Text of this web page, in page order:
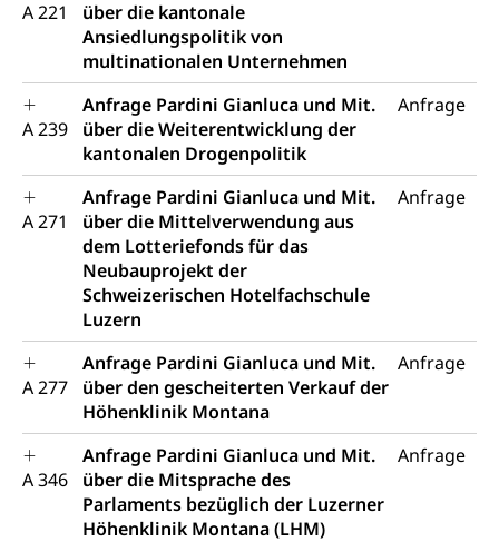
A 221
über die kantonale
Ansiedlungspolitik von
multinationalen Unternehmen
A 239
Anfrage Pardini Gianluca und Mit.
über die Weiterentwicklung der
kantonalen Drogenpolitik
Anfrage
A 271
Anfrage Pardini Gianluca und Mit.
über die Mittelverwendung aus
dem Lotteriefonds für das
Neubauprojekt der
Schweizerischen Hotelfachschule
Luzern
Anfrage
A 277
Anfrage Pardini Gianluca und Mit.
über den gescheiterten Verkauf der
Höhenklinik Montana
Anfrage
A 346
Anfrage Pardini Gianluca und Mit.
über die Mitsprache des
Parlaments bezüglich der Luzerner
Höhenklinik Montana (LHM)
Anfrage
Betreuungsangebote
Schulliste
Heilpädagogische Schulen
Freiwilliger Schulsport
swissuniversities
Universität Luzern
Fachstelle Hochschulbildung
Vorschule
Kindergarten, Kinderkrippe, Krippe, Kinderhort,
Kindertagesstätte, Spielgruppe, Tagesmutter,
Freiwilliges Kindergarten Jahr
Kinderbetreuung
Freiwilliges Kindergarten Jahr
Frühe Sprachförderung
Kindergarten & Basisstufe
Frühe Förderung
Gesundheit und Soziales
Konsumentenschutz
Konsumentenrechte, Produktsicherheit,
Preisüberwachung, Preisüberwacher,
Konsumentenorganisation, parallele Einfuhr,
regionale Erschöpfung, nationale Erschöpfung,
internationale Erschöpfung, Preisabsprache, Kartell,
Cassis-deDijon-Prinzip
Lebensmittelkontrolle und
Verbraucherschutz
Krankenversicherung
Unfallversicherung, Berufsunfallversicherung,
Krankheit, Unfall, Prämienverbilligung,
Krankenkasse